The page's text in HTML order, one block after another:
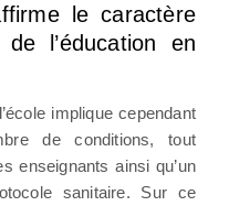
le caractère
l’éducation en
implique cependant
de conditions, tout
enseignants ainsi qu’un
sanitaire. Sur ce